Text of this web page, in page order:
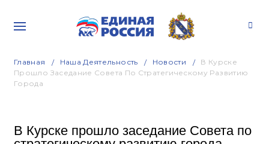
Главная Наша Деятельность Новости
В Курске
Прошло Заседание Совета По Стратегическому Развитию
Города
В Курске прошло заседание Совета по